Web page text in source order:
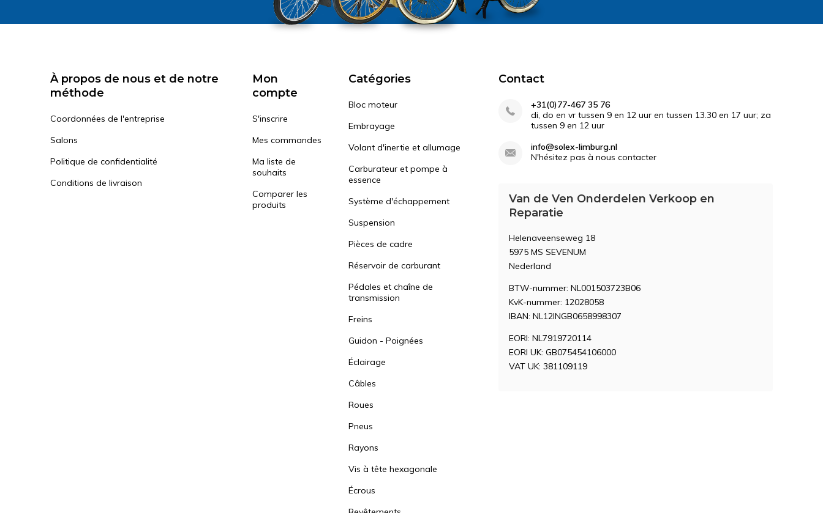
À propos de nous et de notre
méthode
Coordonnées de l'entreprise
Salons
Politique de confidentialité
Conditions de livraison
Mon
compte
S'inscrire
Mes commandes
Ma liste de
souhaits
Comparer les
produits
Catégories
Bloc moteur
Embrayage
Volant d'inertie et allumage
Carburateur et pompe à
essence
Système d'échappement
Suspension
Pièces de cadre
Réservoir de carburant
Pédales et chaîne de
transmission
Freins
Guidon - Poignées
Éclairage
Câbles
Roues
Pneus
Rayons
Vis à tête hexagonale
Écrous
Contact
+31(0)77-467 35 76
di, do en vr tussen 9 en 12 uur en tussen 13.30 en 17 uur; za
tussen 9 en 12 uur
info@solex-limburg.nl
N'hésitez pas à nous contacter
Van de Ven Onderdelen Verkoop en
Reparatie
Helenaveenseweg 18
5975 MS SEVENUM
Nederland
BTW-nummer: NL001503723B06
KvK-nummer: 12028058
IBAN: NL12INGB0658998307
EORI: NL7919720114
EORI UK: GB075454106000
VAT UK: 381109119